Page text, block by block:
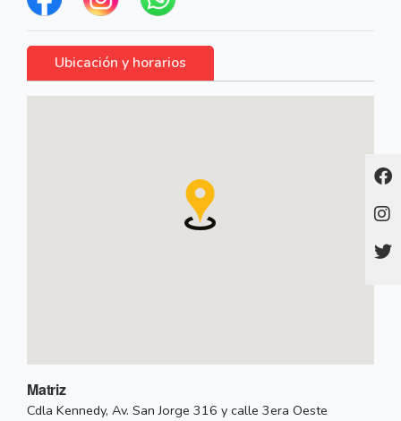
Ubicación y horarios
Matriz
Cdla Kennedy, Av. San Jorge 316 y calle 3era Oeste